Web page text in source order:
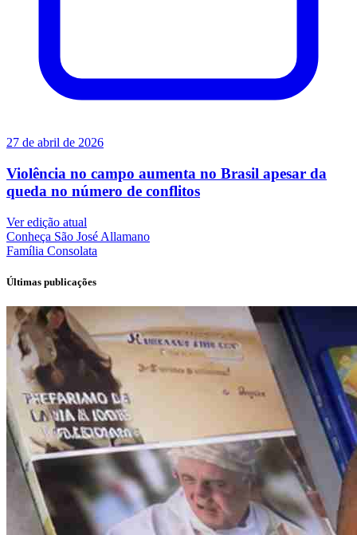
27 de abril de 2026
Violência no campo aumenta no Brasil apesar da
queda no número de conflitos
Ver edição atual
Conheça São José Allamano
Família Consolata
Últimas publicações